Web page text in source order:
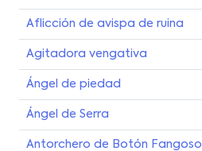
Aflicción de avispa de ruina
Agitadora vengativa
Ángel de piedad
Ángel de Serra
Antorchero de Botón Fangoso